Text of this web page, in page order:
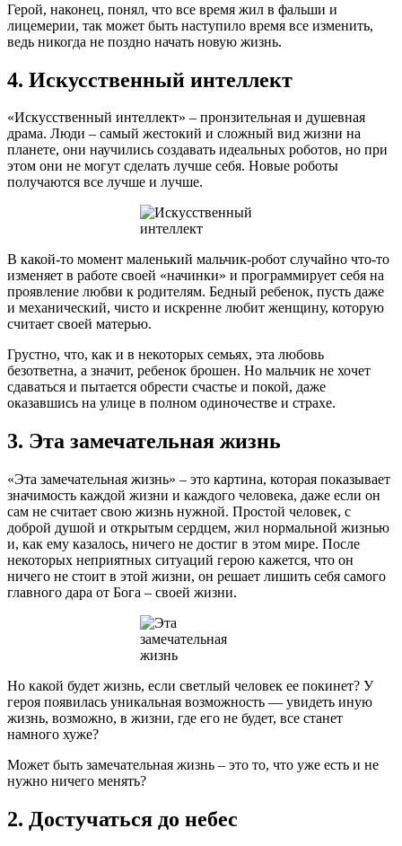
Герой, наконец, понял, что все время жил в фальши и
лицемерии, так может быть наступило время все изменить,
ведь никогда не поздно начать новую жизнь.
4. Искусственный интеллект
«Искусственный интеллект» – пронзительная и душевная
драма. Люди – самый жестокий и сложный вид жизни на
планете, они научились создавать идеальных роботов, но при
этом они не могут сделать лучше себя. Новые роботы
получаются все лучше и лучше.
В какой-то момент маленький мальчик-робот случайно что-то
изменяет в работе своей «начинки» и программирует себя на
проявление любви к родителям. Бедный ребенок, пусть даже
и механический, чисто и искренне любит женщину, которую
считает своей матерью.
Грустно, что, как и в некоторых семьях, эта любовь
безответна, а значит, ребенок брошен. Но мальчик не хочет
сдаваться и пытается обрести счастье и покой, даже
оказавшись на улице в полном одиночестве и страхе.
3. Эта замечательная жизнь
«Эта замечательная жизнь» – это картина, которая показывает
значимость каждой жизни и каждого человека, даже если он
сам не считает свою жизнь нужной. Простой человек, с
доброй душой и открытым сердцем, жил нормальной жизнью
и, как ему казалось, ничего не достиг в этом мире. После
некоторых неприятных ситуаций герою кажется, что он
ничего не стоит в этой жизни, он решает лишить себя самого
главного дара от Бога – своей жизни.
Но какой будет жизнь, если светлый человек ее покинет? У
героя появилась уникальная возможность — увидеть иную
жизнь, возможно, в жизни, где его не будет, все станет
намного хуже?
Может быть замечательная жизнь – это то, что уже есть и не
нужно ничего менять?
2. Достучаться до небес